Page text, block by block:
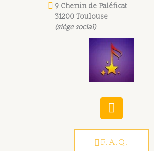
9 Chemin de Paléficat
31200 Toulouse
(siège social)
W
h
a
t
F.A.Q.